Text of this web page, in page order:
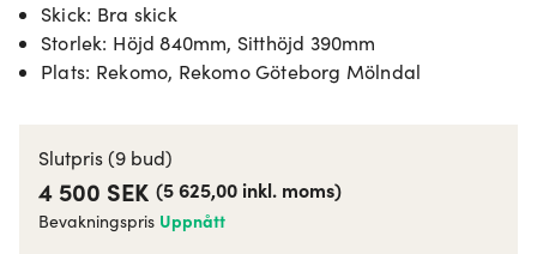
Skick: Bra skick
Storlek: Höjd 840mm, Sitthöjd 390mm
Plats: Rekomo, Rekomo Göteborg Mölndal
Slutpris(9 bud)
4 500 SEK (5 625,00 inkl. moms)
Bevakningspris Uppnått